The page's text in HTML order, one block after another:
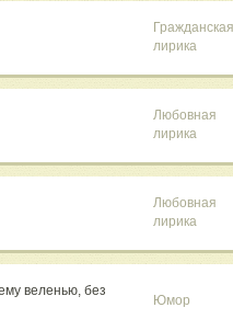
Гражданская
лирика
Любовная
лирика
Любовная
лирика
веленью, без
Юмор